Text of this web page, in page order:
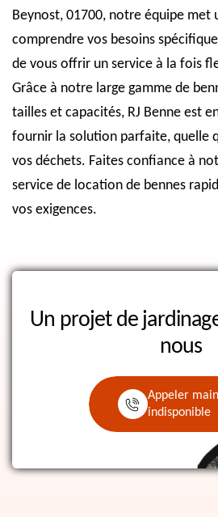
Beynost, 01700, notre équipe met
comprendre vos besoins
de vous offrir un service à la fois
Grâce à notre large gamme de
tailles et capacités, RJ Benne est
fournir la solution parfaite, quelle
vos déchets. Faites confiance à
service de location de bennes
vos exigences.
Un projet de
nous
Appeler
indisponible